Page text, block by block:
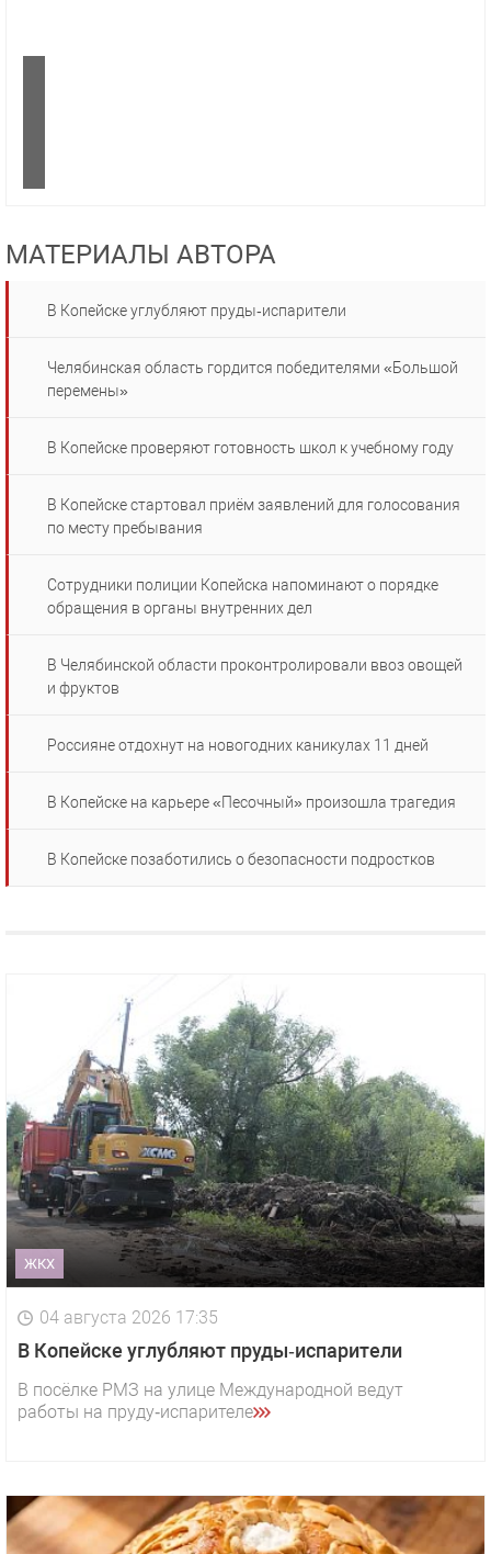
МАТЕРИАЛЫ АВТОРА
В Копейске углубляют пруды‑испарители
Челябинская область гордится победителями «Большой
перемены»
В Копейске проверяют готовность школ к учебному году
В Копейске стартовал приём заявлений для голосования
по месту пребывания
Сотрудники полиции Копейска напоминают о порядке
обращения в органы внутренних дел
В Челябинской области проконтролировали ввоз овощей
и фруктов
Россияне отдохнут на новогодних каникулах 11 дней
В Копейске на карьере «Песочный» произошла трагедия
В Копейске позаботились о безопасности подростков
ЖКХ
04 августа 2026 17:35
В Копейске углубляют пруды‑испарители
В посёлке РМЗ на улице Международной ведут
работы на пруду‑испарителе